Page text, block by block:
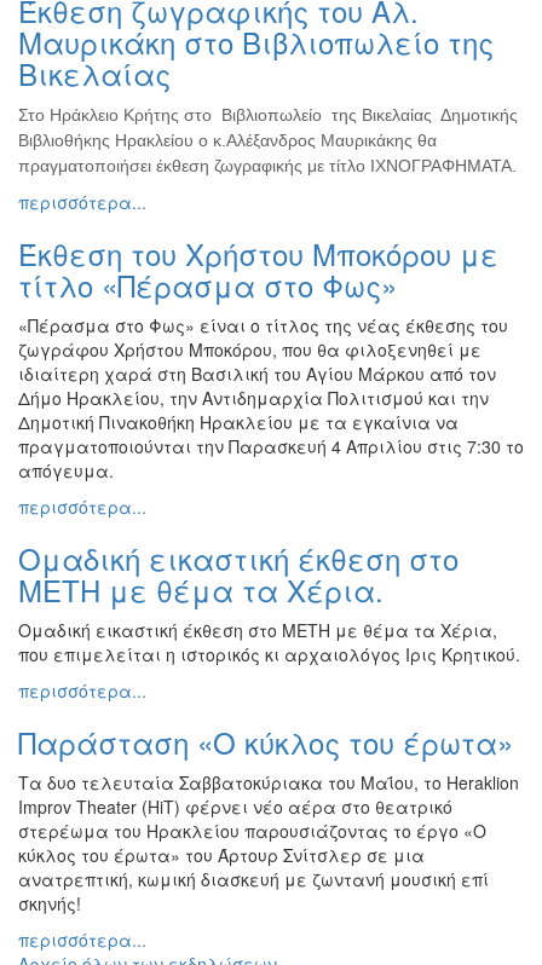
Ζωγραφική
Φωτογραφία
Τραγούδι
Μουσική
Κινηματογράφος
Χορός
Παζάρι
Ειδών
Συνέδρια
Ημερίδες
-
Διημερίδες
Σεμινάρια-
Διαλέξεις-
Ομιλίες
Εκθέσεις
Εκδηλώσεις
για
Παιδιά
Άλλες
ΤΟΠΟΣ
ΜΑΣ
ΔΗΜΟΣ
Έκθεση ζωγραφικής του Αλ.
Μαυρικάκη στο Βιβλιοπωλείο της
Βικελαίας
Στο Ηράκλειο Κρήτης στο Βιβλιοπωλείο της Βικελαίας Δημοτικής
Βιβλιοθήκης Ηρακλείου ο κ.Αλέξανδρος Μαυρικάκης θα
πραγματοποιήσει έκθεση ζωγραφικής με τίτλο ΙΧΝΟΓΡΑΦΗΜΑΤΑ.
περισσότερα...
Έκθεση του Χρήστου Μποκόρου με
τίτλο «Πέρασμα στο Φως»
«Πέρασμα στο Φως» είναι ο τίτλος της νέας έκθεσης του
ζωγράφου Χρήστου Μποκόρου, που θα φιλοξενηθεί με
ιδιαίτερη χαρά στη Βασιλική του Αγίου Μάρκου από τον
Δήμο Ηρακλείου, την Αντιδημαρχία Πολιτισμού και την
Δημοτική Πινακοθήκη Ηρακλείου με τα εγκαίνια να
πραγματοποιούνται την Παρασκευή 4 Απριλίου στις 7:30 το
απόγευμα.
περισσότερα...
Ομαδική εικαστική έκθεση στο
ΜΕΤΗ με θέμα τα Χέρια.
Ομαδική εικαστική έκθεση στο ΜΕΤΗ με θέμα τα Χέρια,
που επιμελείται η ιστορικός κι αρχαιολόγος Ιρις Κρητικού.
περισσότερα...
Παράσταση «Ο κύκλος του έρωτα»
Τα δυο τελευταία Σαββατοκύριακα του Μαΐου, το Heraklion
Improv Theater (HiT) φέρνει νέο αέρα στο θεατρικό
στερέωμα του Ηρακλείου παρουσιάζοντας το έργο «Ο
κύκλος του έρωτα» του Άρτουρ Σνίτσλερ σε μια
ανατρεπτική, κωμική διασκευή με ζωντανή μουσική επί
σκηνής!
περισσότερα...